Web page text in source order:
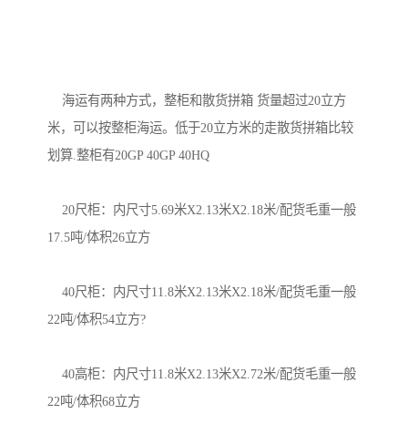
米，可以按整柜海运。低于20立方米的走散货拼箱比较
划算.整柜有20GP 40GP 40HQ
17.5吨/体积26立方
22吨/体积54立方?
22吨/体积68立方